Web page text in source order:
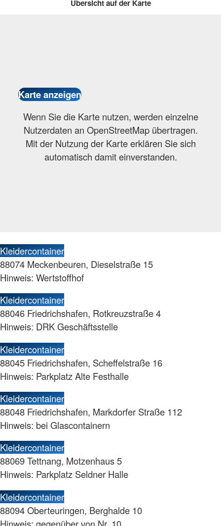
Übersicht auf der Karte
Wenn Sie die Karte nutzen, werden einzelne
Nutzerdaten an OpenStreetMap übertragen.
Mit der Nutzung der Karte erklären Sie sich
automatisch damit einverstanden.
Kleidercontainer
88074 Meckenbeuren, Dieselstraße 15
Hinweis: Wertstoffhof
Kleidercontainer
88046 Friedrichshafen, Rotkreuzstraße 4
Hinweis: DRK Geschäftsstelle
Kleidercontainer
88045 Friedrichshafen, Scheffelstraße 16
Hinweis: Parkplatz Alte Festhalle
Kleidercontainer
88048 Friedrichshafen, Markdorfer Straße 112
Hinweis: bei Glascontainern
Kleidercontainer
88069 Tettnang, Motzenhaus 5
Hinweis: Parkplatz Seldner Halle
Kleidercontainer
88094 Oberteuringen, Berghalde 10
Hinweis: gegenüber von Nr. 10